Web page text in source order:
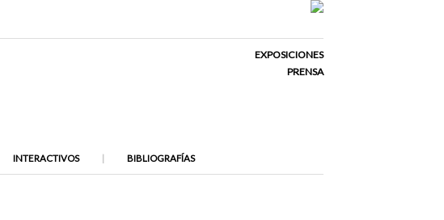
EXPOSICIONES
PRENSA
INTERACTIVOS BIBLIOGRAFÍAS